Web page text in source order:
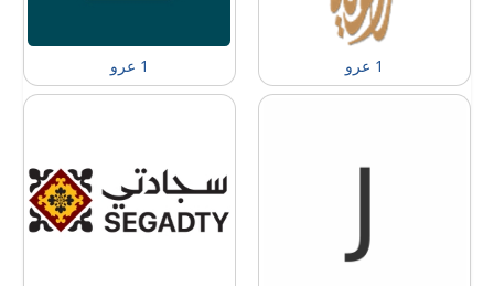
1 عرو 1 عرو